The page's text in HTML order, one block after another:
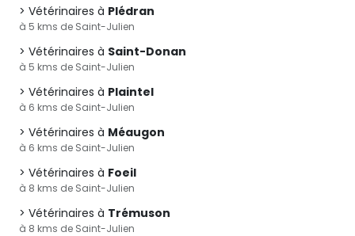
Vétérinaires à Plédran
à 5 kms de Saint-Julien
Vétérinaires à Saint-Donan
à 5 kms de Saint-Julien
Vétérinaires à Plaintel
à 6 kms de Saint-Julien
Vétérinaires à Méaugon
à 6 kms de Saint-Julien
Vétérinaires à Foeil
à 8 kms de Saint-Julien
Vétérinaires à Trémuson
à 8 kms de Saint-Julien